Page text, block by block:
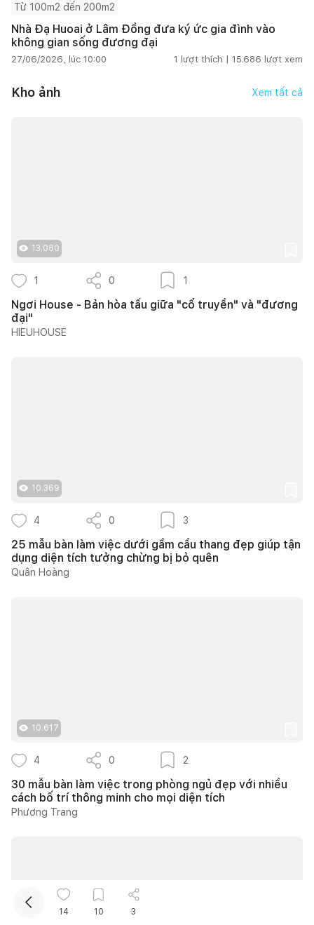
Từ 100m2 đến 200m2
Nhà Đạ Huoai ở Lâm Đồng đưa ký ức gia đình vào
không gian sống đương đại
27/06/2026, lúc 10:00 1 lượt thích | 15.686 lượt xem
Kho ảnh Xem tất cả
13.080
1 0 1
Ngơi House - Bản hòa tấu giữa "cổ truyền" và "đương
đại"
HIEUHOUSE
10.369
4 0 3
25 mẫu bàn làm việc dưới gầm cầu thang đẹp giúp tận
dụng diện tích tưởng chừng bị bỏ quên
Quân Hoàng
10.617
4 0 2
30 mẫu bàn làm việc trong phòng ngủ đẹp với nhiều
cách bố trí thông minh cho mọi diện tích
Phương Trang
14 10 3
Kết nối thiết kế, thi công
Mua sắm hoàn thiện nhà